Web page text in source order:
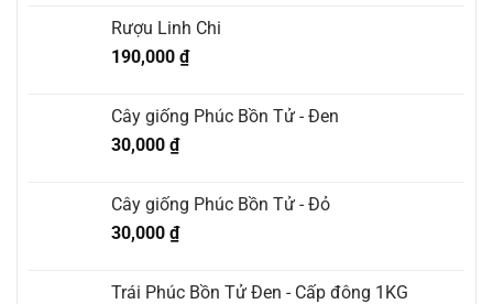
Rượu Linh Chi
190,000 ₫
Cây giống Phúc Bồn Tử - Đen
30,000 ₫
Cây giống Phúc Bồn Tử - Đỏ
30,000 ₫
Trái Phúc Bồn Tử Đen - Cấp đông 1KG